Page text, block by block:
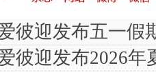
彼迎发布五一假
彼迎发布2026年